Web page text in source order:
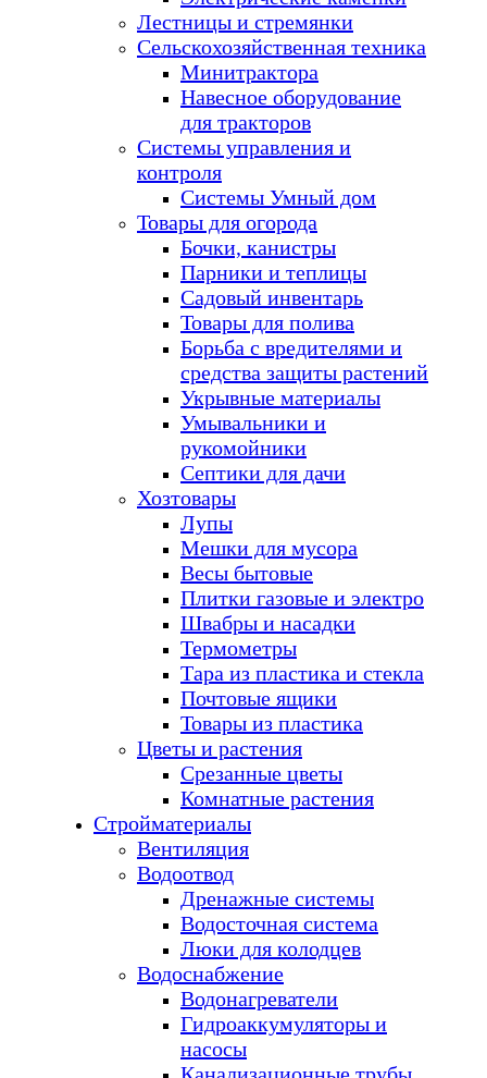
Лестницы и стремянки
Сельскохозяйственная техника
Минитрактора
Навесное оборудование
для тракторов
Системы управления и
контроля
Системы Умный дом
Товары для огорода
Бочки, канистры
Парники и теплицы
Садовый инвентарь
Товары для полива
Борьба с вредителями и
средства защиты растений
Укрывные материалы
Умывальники и
рукомойники
Септики для дачи
Хозтовары
Лупы
Мешки для мусора
Весы бытовые
Плитки газовые и электро
Швабры и насадки
Термометры
Тара из пластика и стекла
Почтовые ящики
Товары из пластика
Цветы и растения
Срезанные цветы
Комнатные растения
Стройматериалы
Вентиляция
Водоотвод
Дренажные системы
Водосточная система
Люки для колодцев
Водоснабжение
Водонагреватели
Гидроаккумуляторы и
насосы